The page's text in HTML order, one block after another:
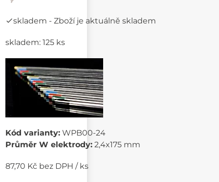
skladem - Zboží je aktuálně skladem
skladem: 125 ks
Kód varianty: WPB00-24
Průměr W elektrody: 2,4x175 mm
87,70 Kč bez DPH / ks